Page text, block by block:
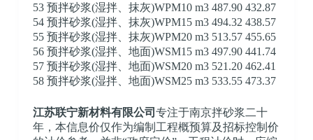
53 预拌砂浆(湿拌、抹灰)WPM10 m3 487.90 432.87
54 预拌砂浆(湿拌、抹灰)WPM15 m3 494.32 438.57
55 预拌砂浆(湿拌、抹灰)WPM20 m3 513.57 455.65
56 预拌砂浆(湿拌、地面)WSM15 m3 497.90 441.74
57 预拌砂浆(湿拌、地面)WSM20 m3 521.20 462.41
58 预拌砂浆(湿拌、地面)WSM25 m3 533.55 473.37
江苏联宁新材料有限公司 专注于南京拌砂浆二十
年，本信息价仅作为编制工程概预算及招标控制价